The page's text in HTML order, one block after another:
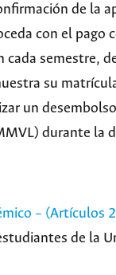
de la
con el pago
semestre,
su
un
durante la
– (Artículos
de la